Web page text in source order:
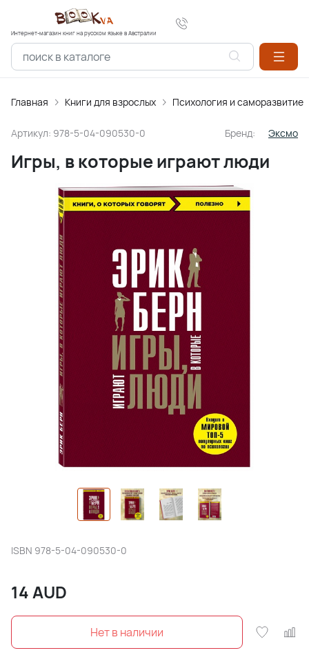
Интернет-магазин книг на русском языке в Австралии
Главная Книги для взрослых Психология и саморазвитие
Артикул: 978-5-04-090530-0 Бренд: Эксмо
Игры, в которые играют люди
ISBN 978-5-04-090530-0
14AUD